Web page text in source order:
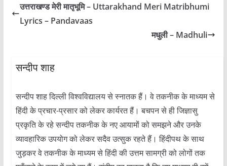
उत्तराखण्ड मेरी मातृभूमि – Uttarakhand Meri Matribhumi
Lyrics – Pandavaas
मधुली – Madhuli
सन्दीप शाह
सन्दीप शाह दिल्ली विश्वविद्यालय से स्नातक हैं। वे तकनीक के माध्यम से
हिंदी के प्रचार-प्रसार को लेकर कार्यरत हैं। बचपन से ही जिज्ञासु
प्रकृति के रहे सन्दीप तकनीक के नए आयामों को समझने और उनके
व्यावहारिक उपयोग को लेकर सदैव उत्सुक रहते हैं। हिंदीपथ के साथ
जुड़कर वे तकनीक के माध्यम से हिंदी की उत्तम सामग्री को लोगों तक